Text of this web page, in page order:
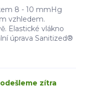
8 - 10 mmHg
vzhledem.
Elastické vlákno
úprava Sanitized®
zítra